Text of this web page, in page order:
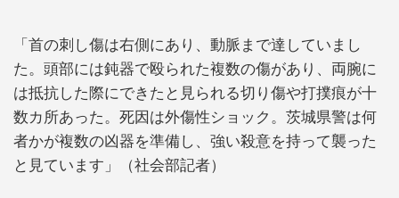
「首の刺し傷は右側にあり、動脈まで達していまし
た。頭部には鈍器で殴られた複数の傷があり、両腕に
は抵抗した際にできたと見られる切り傷や打撲痕が十
数カ所あった。死因は外傷性ショック。茨城県警は何
者かが複数の凶器を準備し、強い殺意を持って襲った
と見ています」（社会部記者）